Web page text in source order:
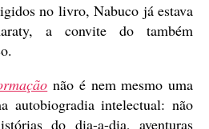
no livro, Nabuco já estava
a convite do também
não é nem mesmo uma
autobiogradia intelectual: não
do dia-a-dia, aventuras